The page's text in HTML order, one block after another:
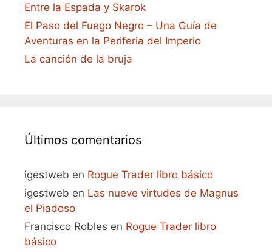
Entre la Espada y Skarok
El Paso del Fuego Negro – Una Guía de
Aventuras en la Periferia del Imperio
La canción de la bruja
Últimos comentarios
igestweb en Rogue Trader libro básico
igestweb en Las nueve virtudes de Magnus
el Piadoso
Francisco Robles en Rogue Trader libro
básico